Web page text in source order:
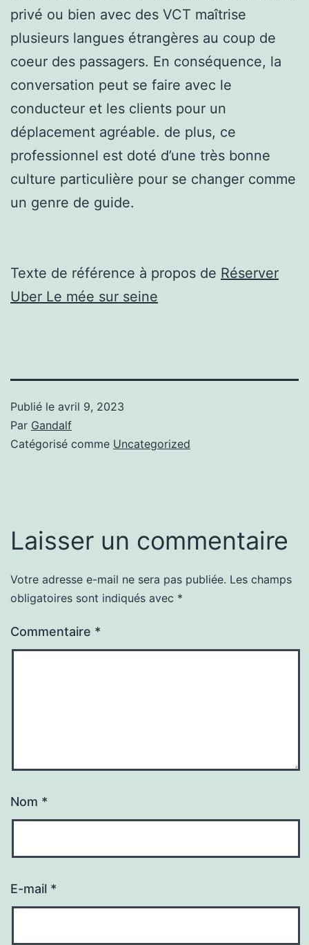
privé ou bien avec des VCT maîtrise
plusieurs langues étrangères au coup de
coeur des passagers. En conséquence, la
conversation peut se faire avec le
conducteur et les clients pour un
déplacement agréable. de plus, ce
professionnel est doté d’une très bonne
culture particulière pour se changer comme
un genre de guide.
Texte de référence à propos de Réserver
Uber Le mée sur seine
Publié le avril 9, 2023
Par Gandalf
Catégorisé comme Uncategorized
Laisser un commentaire
Votre adresse e-mail ne sera pas publiée. Les champs
obligatoires sont indiqués avec *
Commentaire *
Nom *
E-mail *